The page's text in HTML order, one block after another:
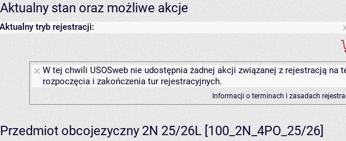
Aktualny stan oraz możliwe akcje
Aktualny tryb rejestracji:
W tej chwili USOSweb nie udostępnia żadnej akcji związanej z rejestracją
rozpoczęcia i zakończenia tur rejestracyjnych.
Informacji o terminach i zasadach
Przedmiot obcojezyczny 2N 25/26L [100_2N_4PO_25/26]